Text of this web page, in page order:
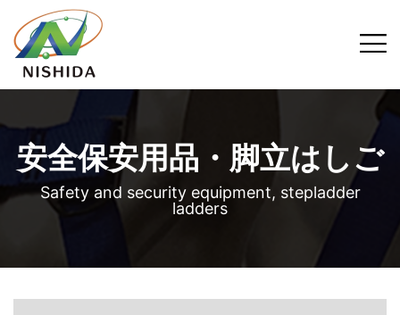
安全保安用品・脚立はしご
Safety and security equipment, stepladder
ladders